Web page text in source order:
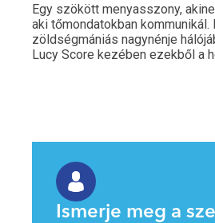
Egy szökött menyasszony,
aki tőmondatokban
zöldségmániás nagynénje
Lucy Score kezében ezekből a
Ismerje meg a